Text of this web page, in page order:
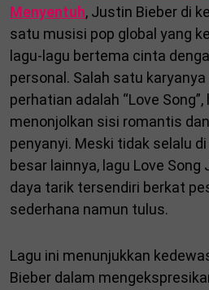
Menyentuh, Justin Bieber di
satu musisi pop global yang
lagu-lagu bertema cinta
personal. Salah satu
perhatian adalah “Love Song”,
menonjolkan sisi romantis
penyanyi. Meski tidak selalu
besar lainnya, lagu Love
daya tarik tersendiri berkat
sederhana namun tulus.
Lagu ini menunjukkan
Bieber dalam